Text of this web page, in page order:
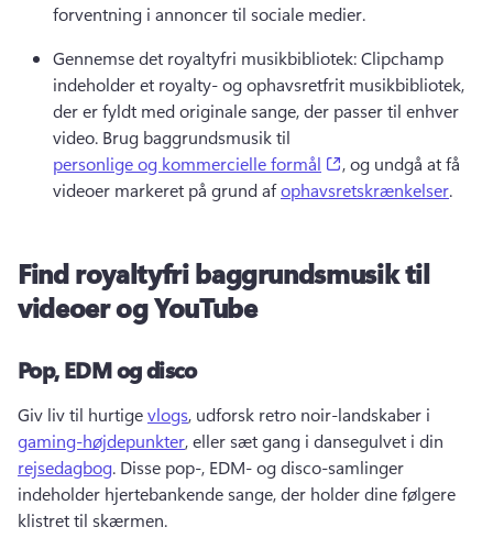
forventning i annoncer til sociale medier.
Gennemse det royaltyfri musikbibliotek: Clipchamp
indeholder et royalty- og ophavsretfrit musikbibliotek,
der er fyldt med originale sange, der passer til enhver
video. Brug baggrundsmusik til
personlige og kommercielle formål
(opens in a new
, og undgå at få
videoer markeret på grund af ophavsretskrænkelser.
Find royaltyfri baggrundsmusik til
videoer og YouTube
Pop, EDM og disco
Giv liv til hurtige vlogs, udforsk retro noir-landskaber i
gaming-højdepunkter, eller sæt gang i dansegulvet i din
rejsedagbog. Disse pop-, EDM- og disco-samlinger
indeholder hjertebankende sange, der holder dine følgere
klistret til skærmen.